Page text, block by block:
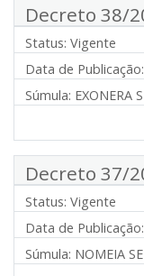
Decreto 38/
Status: Vigente
Data de Publicação:
Súmula: EXONERA
Decreto 37/
Status: Vigente
Data de Publicação:
Súmula: NOMEIA